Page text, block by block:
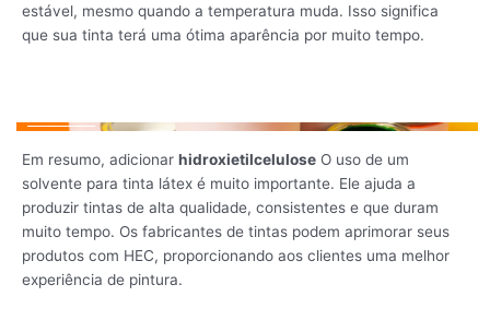
estável, mesmo quando a temperatura muda. Isso significa
que sua tinta terá uma ótima aparência por muito tempo.
Em resumo, adicionar hidroxietilcelulose O uso de um
solvente para tinta látex é muito importante. Ele ajuda a
produzir tintas de alta qualidade, consistentes e que duram
muito tempo. Os fabricantes de tintas podem aprimorar seus
produtos com HEC, proporcionando aos clientes uma melhor
experiência de pintura.